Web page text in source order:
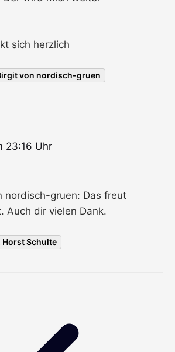
sich herzlich
von nordisch-gruen
23:16 Uhr
nordisch-gruen: Das freut
Auch dir vielen Dank.
Schulte